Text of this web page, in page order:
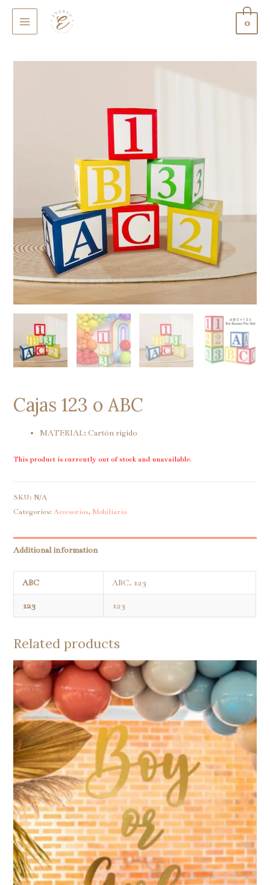
MAIN
0
Cajas 123 o ABC
MATERIAL: Cartón rígido
This product is currently out of stock and unavailable.
SKU: N/A
Categories:Accesorios,Mobiliario
Additional information
ABC ABC, 123
123 123
Related products